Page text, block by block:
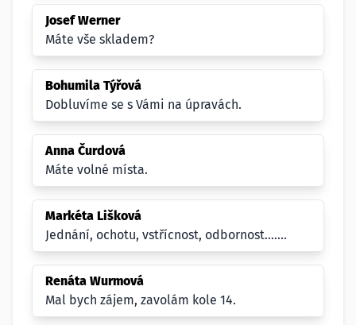
Josef Werner
Máte vše skladem?
Bohumila Týřová
Dobluvíme se s Vámi na úpravách.
Anna Čurdová
Máte volné místa.
Markéta Lišková
Jednání, ochotu, vstřícnost, odbornost.......
Renáta Wurmová
Mal bych zájem, zavolám kole 14.